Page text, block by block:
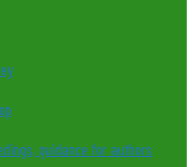
guidance for authors